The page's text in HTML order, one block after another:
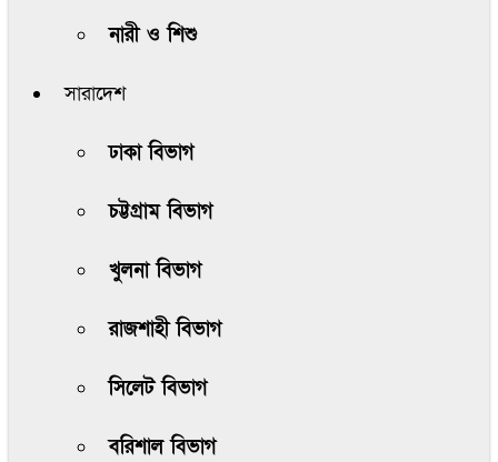
নারী ও শিশু
সারাদেশ
ঢাকা বিভাগ
চট্টগ্রাম বিভাগ
খুলনা বিভাগ
রাজশাহী বিভাগ
সিলেট বিভাগ
বরিশাল বিভাগ